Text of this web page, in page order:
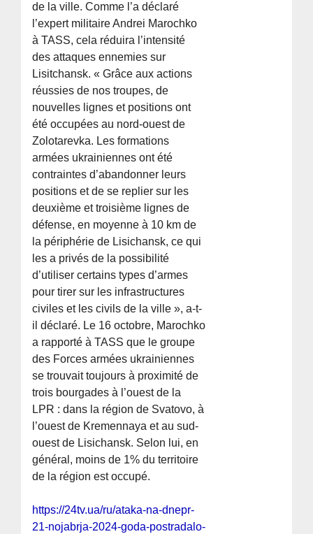
de la ville. Comme l’a déclaré
l’expert militaire Andrei Marochko
à TASS, cela réduira l’intensité
des attaques ennemies sur
Lisitchansk. « Grâce aux actions
réussies de nos troupes, de
nouvelles lignes et positions ont
été occupées au nord-ouest de
Zolotarevka. Les formations
armées ukrainiennes ont été
contraintes d’abandonner leurs
positions et de se replier sur les
deuxième et troisième lignes de
défense, en moyenne à 10 km de
la périphérie de Lisichansk, ce qui
les a privés de la possibilité
d’utiliser certains types d’armes
pour tirer sur les infrastructures
civiles et les civils de la ville », a-t-
il déclaré. Le 16 octobre, Marochko
a rapporté à TASS que le groupe
des Forces armées ukrainiennes
se trouvait toujours à proximité de
trois bourgades à l’ouest de la
LPR : dans la région de Svatovo, à
l’ouest de Kremennaya et au sud-
ouest de Lisichansk. Selon lui, en
général, moins de 1% du territoire
de la région est occupé.
https://24tv.ua/ru/ataka-na-dnepr-
21-nojabrja-2024-goda-postradalo-